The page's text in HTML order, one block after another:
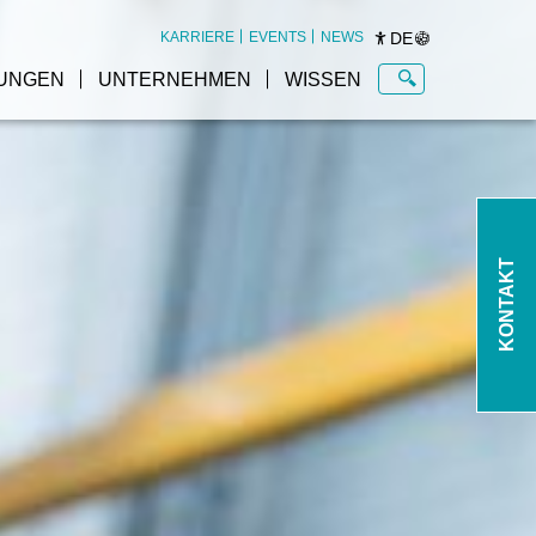
KARRIERE EVENTS NEWS DE
UNTERNEHMEN WISSEN
KONTAKT